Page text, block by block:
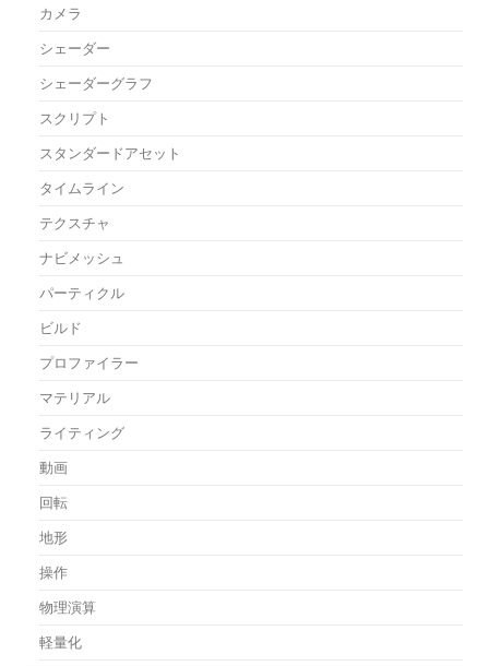
カメラ
シェーダー
シェーダーグラフ
スクリプト
スタンダードアセット
タイムライン
テクスチャ
ナビメッシュ
パーティクル
ビルド
プロファイラー
マテリアル
ライティング
動画
回転
地形
操作
物理演算
軽量化